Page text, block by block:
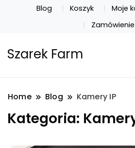
Blog Koszyk Moje
Zamówienie
Szarek Farm
Home Blog Kamery IP
Kategoria: